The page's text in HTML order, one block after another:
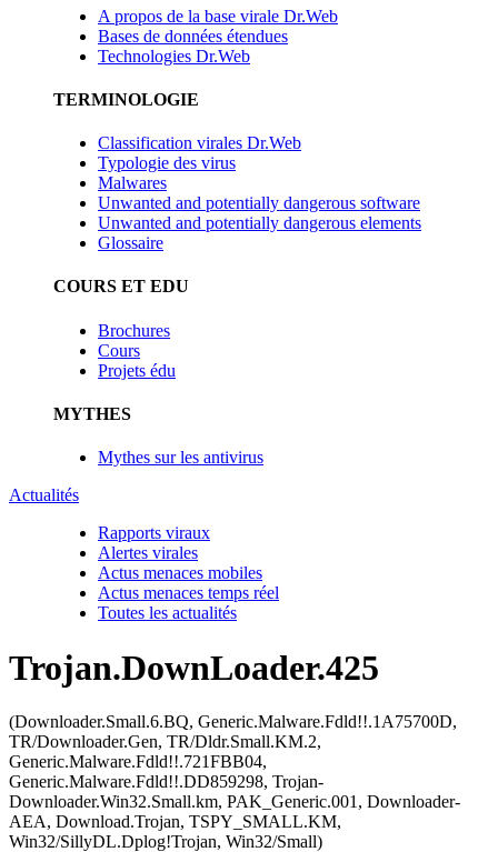
A propos de la base virale Dr.Web
Bases de données étendues
Technologies Dr.Web
TERMINOLOGIE
Classification virales Dr.Web
Typologie des virus
Malwares
Unwanted and potentially dangerous software
Unwanted and potentially dangerous elements
Glossaire
COURS ET EDU
Brochures
Cours
Projets édu
MYTHES
Mythes sur les antivirus
Actualités
Rapports viraux
Alertes virales
Actus menaces mobiles
Actus menaces temps réel
Toutes les actualités
Trojan.DownLoader.425
(Downloader.Small.6.BQ, Generic.Malware.Fdld!!.1A75700D,
TR/Downloader.Gen, TR/Dldr.Small.KM.2,
Generic.Malware.Fdld!!.721FBB04,
Generic.Malware.Fdld!!.DD859298, Trojan-
Downloader.Win32.Small.km, PAK_Generic.001, Downloader-
AEA, Download.Trojan, TSPY_SMALL.KM,
Win32/SillyDL.Dplog!Trojan, Win32/Small)